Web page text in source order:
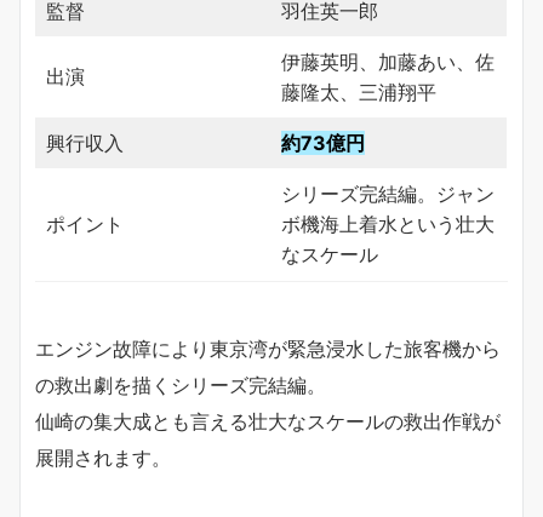
監督 羽住英一郎
出演
伊藤英明、加藤あい、佐
藤隆太、三浦翔平
興行収入 約73億円
ポイント
シリーズ完結編。ジャン
ボ機海上着水という壮大
なスケール
エンジン故障により東京湾が緊急浸水した旅客機から
の救出劇を描くシリーズ完結編。
仙崎の集大成とも言える壮大なスケールの救出作戦が
展開されます。